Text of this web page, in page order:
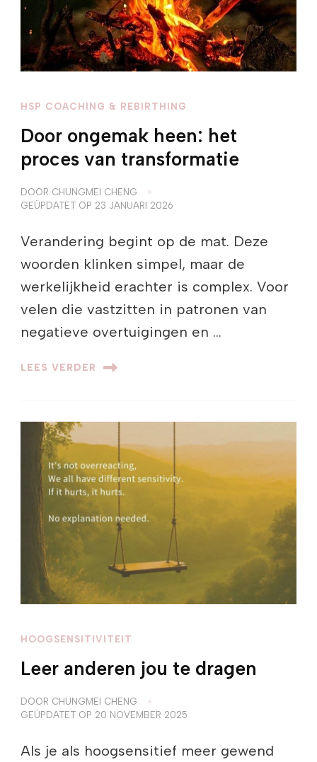
HSP COACHING & REBIRTHING
Door ongemak heen: het
proces van transformatie
DOOR CHUNGMEI CHENG
GEÜPDATET OP 23 JANUARI 2026
Verandering begint op de mat. Deze
woorden klinken simpel, maar de
werkelijkheid erachter is complex. Voor
velen die vastzitten in patronen van
negatieve overtuigingen en …
LEES VERDER
HOOGSENSITIVITEIT
Leer anderen jou te dragen
DOOR CHUNGMEI CHENG
GEÜPDATET OP 20 NOVEMBER 2025
Als je als hoogsensitief meer gewend